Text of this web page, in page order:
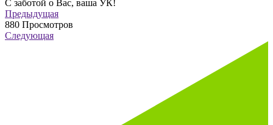
С заботой о Вас, ваша УК!
Предыдущая
880 Просмотров
Следующая